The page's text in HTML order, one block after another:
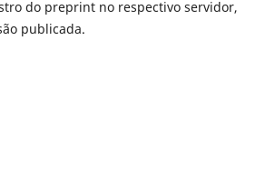
do preprint no respectivo servidor,
publicada.